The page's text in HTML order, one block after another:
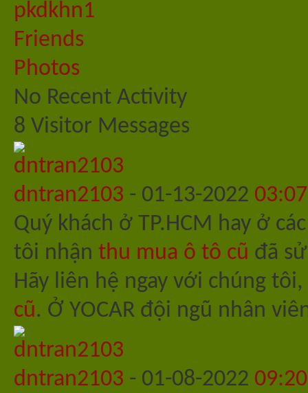
pkdkhn1
Friends
Photos
No Recent Activity
8 Visitor Messages
dntran2103 - 01-13-2022
Quý khách ở TP.HCM hay ở
tôi nhận thu mua ô tô cũ đã
Hãy liên hệ ngay với chúng
cũ. Ở YOCAR đội ngũ nhân
dntran2103 - 01-08-2022